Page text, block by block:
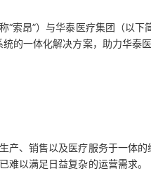
“索昂”）与华泰医疗集团（以
的一体化解决方案，助力华
产、销售以及医疗服务于一体
难以满足日益复杂的运营需求。